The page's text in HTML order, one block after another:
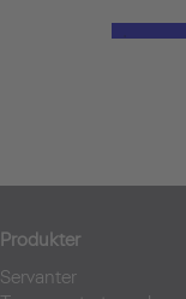
Produkter
Servanter